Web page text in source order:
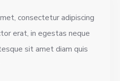
consectetur adipiscing
erat, in egestas neque
sit amet diam quis